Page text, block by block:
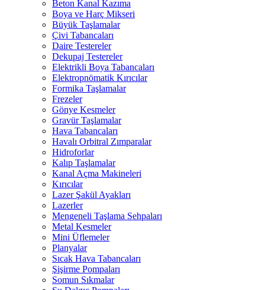
Beton Kanal Kazıma
Boya ve Harç Mikseri
Büyük Taşlamalar
Çivi Tabancaları
Daire Testereler
Dekupaj Testereler
Elektrikli Boya Tabancaları
Elektropnömatik Kırıcılar
Formika Taşlamalar
Frezeler
Gönye Kesmeler
Gravür Taşlamalar
Hava Tabancaları
Havalı Orbitral Zımparalar
Hidroforlar
Kalıp Taşlamalar
Kanal Açma Makineleri
Kırıcılar
Lazer Şakül Ayakları
Lazerler
Mengeneli Taşlama Sehpaları
Metal Kesmeler
Mini Üflemeler
Planyalar
Sıcak Hava Tabancaları
Şişirme Pompaları
Somun Sıkmalar